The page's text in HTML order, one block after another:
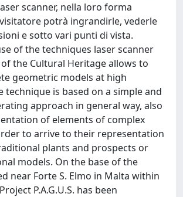
scanner, nella loro forma
potrà ingrandirle, vederle
e sotto vari punti di vista.
of the techniques laser scanner
the Cultural Heritage allows to
geometric models at high
technique is based on a simple and
approach in general way, also
of elements of complex
to arrive to their representation
plants and prospects or
models. On the base of the
near Forte S. Elmo in Malta within
P.A.G.U.S. has been